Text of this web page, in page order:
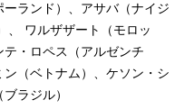
ランド）、アサバ（ナイジ
、 ワルザザート（モロッ
・ロペス（アルゼンチ
（ベトナム）、ケソン・シ
ラジル）